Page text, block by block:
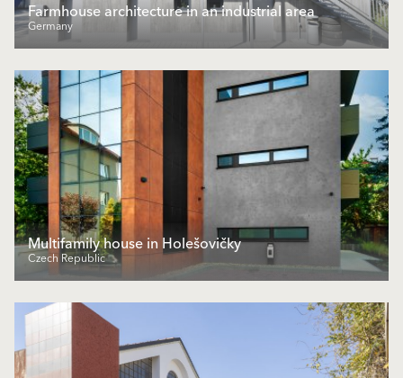
Farmhouse architecture in an industrial area
Germany
Multifamily house in Holešovičky
Czech Republic